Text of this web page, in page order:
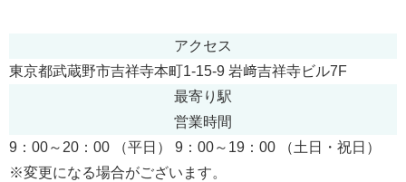
アクセス
東京都武蔵野市吉祥寺本町1-15-9 岩﨑吉祥寺ビル7F
最寄り駅
営業時間
9：00～20：00 （平日） 9：00～19：00 （土日・祝日）
※変更になる場合がございます。